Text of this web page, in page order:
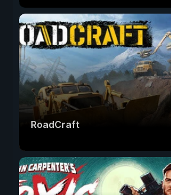
RoadCraft